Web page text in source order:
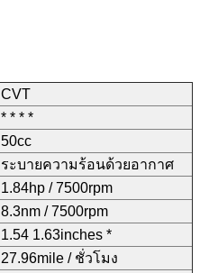
CVT
* * * *
50cc
ระบายความร้อนด้วยอากาศ
1.84hp / 7500rpm
8.3nm / 7500rpm
1.54 1.63inches *
27.96mile / ชั่วโมง